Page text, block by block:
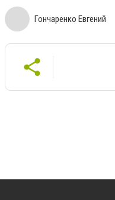
Гончаренко Евгений